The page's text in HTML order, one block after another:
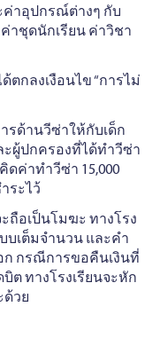
ค่าอุปกรณ์ต่างๆ กับ
าชุดนักเรียน ค่าวิชา
กลงเงือนไข “การไม่
ารด้านวีซ่าให้กับเด็ก
ะผู้ปกครองที่ได้ทําวีซ่า
ดค่าทําวีซ่า 15,000
ระไว้
ถือเป็นโมฆะ ทางโรง
บเต็มจํานวน และคํา
กรณีการขอคืนเงินที่
ต ทางโรงเรียนจะหัก
ด้วย